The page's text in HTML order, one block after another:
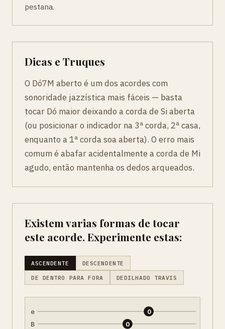
pestana.
Dicas e Truques
O Dó7M aberto é um dos acordes com
sonoridade jazzística mais fáceis — basta
tocar Dó maior deixando a corda de Si aberta
(ou posicionar o indicador na 3ª corda, 2ª casa,
enquanto a 1ª corda soa aberta). O erro mais
comum é abafar acidentalmente a corda de Mi
agudo, então mantenha os dedos arqueados.
Existem varias formas de tocar
este acorde. Experimente estas:
ASCENDENTE DESCENDENTE
DE DENTRO PARA FORA DEDILHADO TRAVIS
e
B
0
0